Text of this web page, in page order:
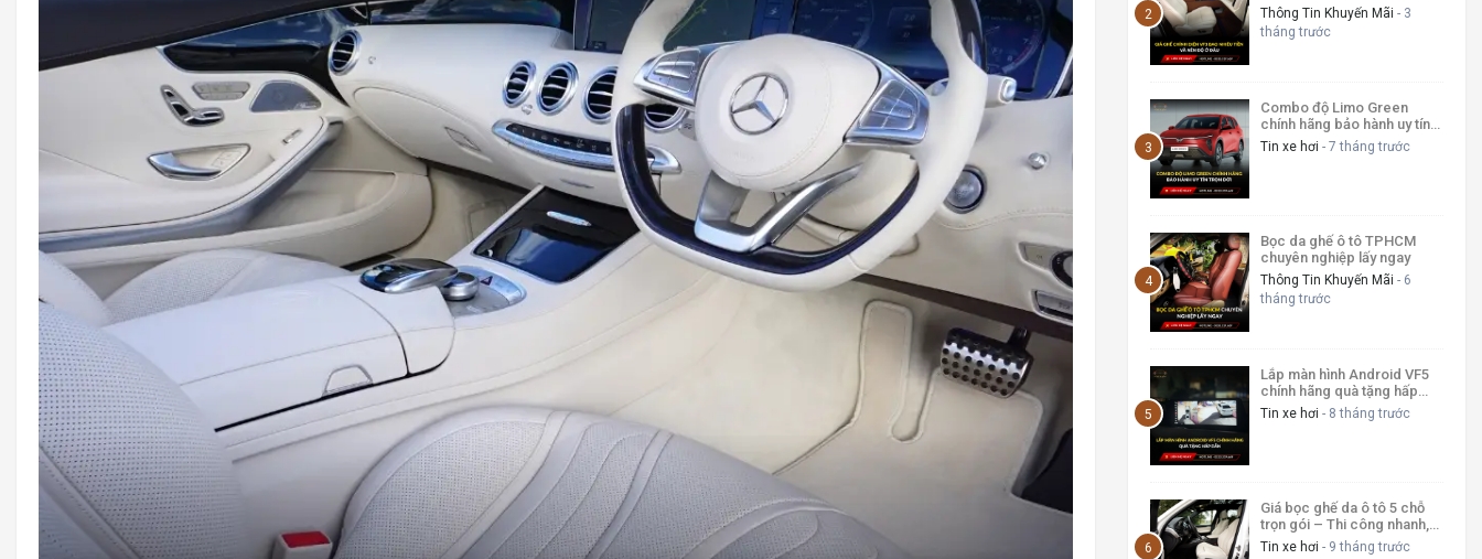
Thông Tin Khuyến Mãi - 3
tháng trước
Combo độ Limo Green
chính hãng bảo hành uy tín
trọn đời
Tin xe hơi - 7 tháng trước
Bọc da ghế ô tô TPHCM
chuyên nghiệp lấy ngay
Thông Tin Khuyến Mãi - 6
tháng trước
Lắp màn hình Android VF5
chính hãng quà tặng hấp
dẫn
Tin xe hơi - 8 tháng trước
Giá bọc ghế da ô tô 5 chỗ
trọn gói – Thi công nhanh,
bảo hành dài hạn
Tin xe hơi - 9 tháng trước